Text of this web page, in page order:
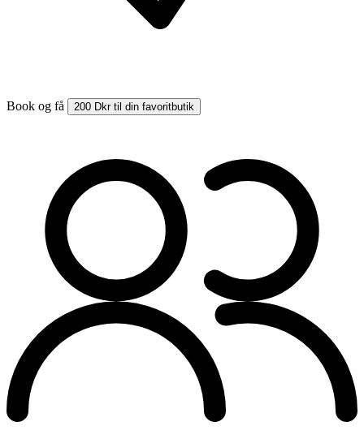
Book og få 200 Dkr til din favoritbutik